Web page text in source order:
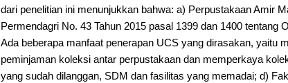
dari penelitian ini menunjukkan bahwa: a) Perpustakaan Amir
Permendagri No. 43 Tahun 2015 pasal 1399 dan 1400
Ada beberapa manfaat penerapan UCS yang dirasakan, yaitu
peminjaman koleksi antar perpustakaan dan memperkaya
yang sudah dilanggan, SDM dan fasilitas yang memadai; d)